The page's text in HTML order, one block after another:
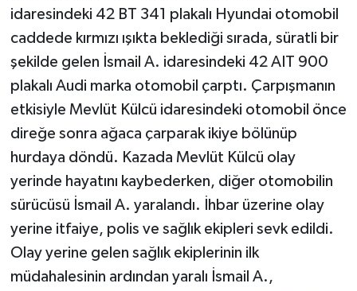
idaresindeki 42 BT 341 plakalı Hyundai otomobil
caddede kırmızı ışıkta beklediği sırada, süratli bir
şekilde gelen İsmail A. idaresindeki 42 AIT 900
plakalı Audi marka otomobil çarptı. Çarpışmanın
etkisiyle Mevlüt Külcü idaresindeki otomobil önce
direğe sonra ağaca çarparak ikiye bölünüp
hurdaya döndü. Kazada Mevlüt Külcü olay
yerinde hayatını kaybederken, diğer otomobilin
sürücüsü İsmail A. yaralandı. İhbar üzerine olay
yerine itfaiye, polis ve sağlık ekipleri sevk edildi.
Olay yerine gelen sağlık ekiplerinin ilk
müdahalesinin ardından yaralı İsmail A.,